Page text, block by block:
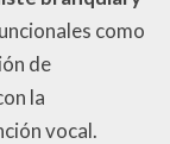
como
de
la
vocal.